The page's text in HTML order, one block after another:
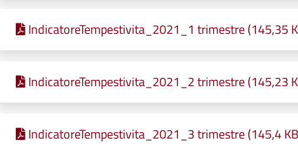
IndicatoreTempestivita_2021_1 trimestre (145,35
IndicatoreTempestivita_2021_2 trimestre (145,23
IndicatoreTempestivita_2021_3 trimestre (145,4